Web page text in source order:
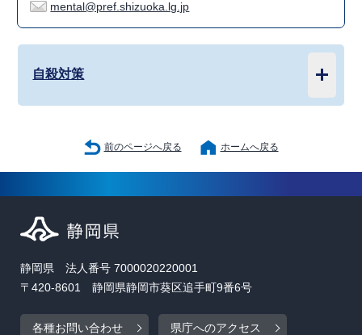
mental@pref.shizuoka.lg.jp
自殺対策
前のページへ戻る ホームへ戻る
静岡県 法人番号 7000020220001
〒420-8601 静岡県静岡市葵区追手町9番6号
各種お問い合わせ 県庁へのアクセス